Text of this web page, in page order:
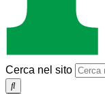
Cerca nel sito
SEARCH